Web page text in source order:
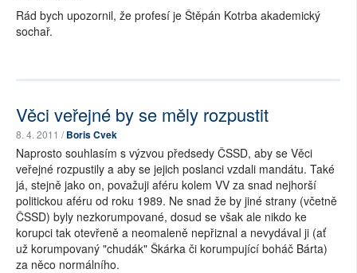
Rád bych upozornil, že profesí je Štěpán Kotrba akademický
sochař.
Věci veřejné by se měly rozpustit
8. 4. 2011 /Boris Cvek
Naprosto souhlasím s výzvou předsedy ČSSD, aby se Věci
veřejné rozpustily a aby se jejich poslanci vzdali mandátu. Také
já, stejně jako on, považuji aféru kolem VV za snad nejhorší
politickou aféru od roku 1989. Ne snad že by jiné strany (včetně
ČSSD) byly nezkorumpované, dosud se však ale nikdo ke
korupci tak otevřeně a neomaleně nepřiznal a nevydával ji (ať
už korumpovaný "chudák" Škárka či korumpující boháč Bárta)
za něco normálního.